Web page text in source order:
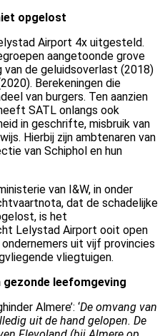
opgelost
Airport 4x uitgesteld.
aangetoonde grove
de geluidsoverlast (2018)
Berekeningen die
van burgers. Ten aanzien
SATL onlangs ook
in geschrifte, misbruik van
Hierbij zijn ambtenaren van
van Schiphol en hun
van I&W, in onder
dat de schadelijke
is het
Lelystad Airport ooit open
uit vijf provincies
vliegtuigen.
gezonde leefomgeving
Almere’: ‘De omvang van
uit de hand gelopen. De